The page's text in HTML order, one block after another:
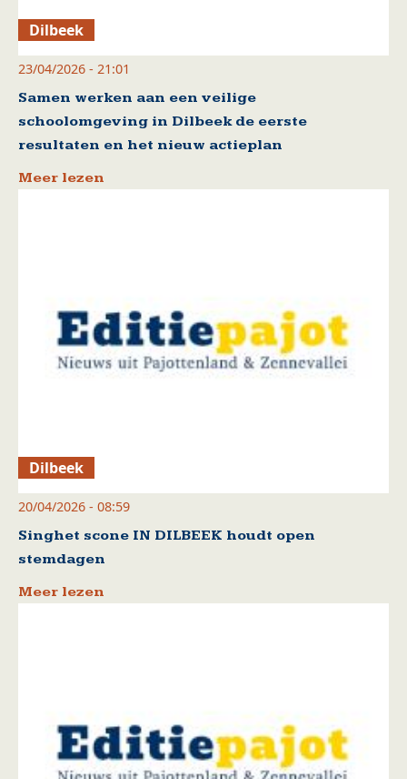
Dilbeek
23/04/2026 - 21:01
Samen werken aan een veilige
schoolomgeving in Dilbeek de eerste
resultaten en het nieuw actieplan
Meer lezen
Dilbeek
20/04/2026 - 08:59
Singhet scone IN DILBEEK houdt open
stemdagen
Meer lezen